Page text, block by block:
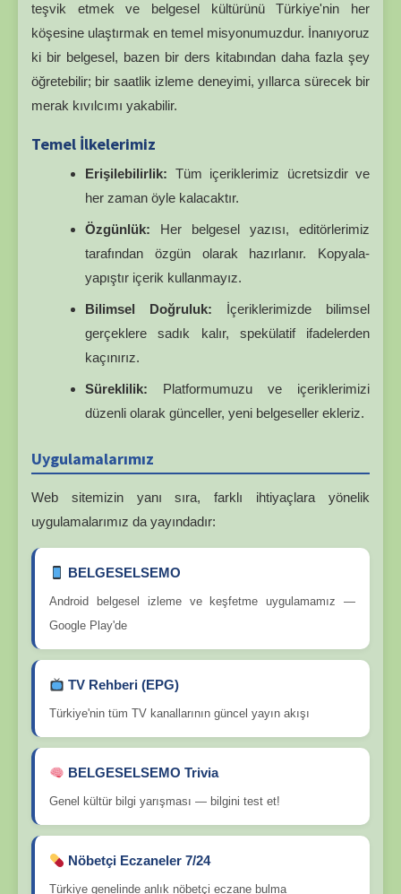
teşvik etmek ve belgesel kültürünü Türkiye'nin her
köşesine ulaştırmak en temel misyonumuzdur. İnanıyoruz
ki bir belgesel, bazen bir ders kitabından daha fazla şey
öğretebilir; bir saatlik izleme deneyimi, yıllarca sürecek bir
merak kıvılcımı yakabilir.
Temel İlkelerimiz
Erişilebilirlik: Tüm içeriklerimiz ücretsizdir ve
her zaman öyle kalacaktır.
Özgünlük: Her belgesel yazısı, editörlerimiz
tarafından özgün olarak hazırlanır. Kopyala-
yapıştır içerik kullanmayız.
Bilimsel Doğruluk: İçeriklerimizde bilimsel
gerçeklere sadık kalır, spekülatif ifadelerden
kaçınırız.
Süreklilik: Platformumuzu ve içeriklerimizi
düzenli olarak günceller, yeni belgeseller ekleriz.
Uygulamalarımız
Web sitemizin yanı sıra, farklı ihtiyaçlara yönelik
uygulamalarımız da yayındadır:
BELGESELSEMO
Android belgesel izleme ve keşfetme uygulamamız —
Google Play'de
TV Rehberi (EPG)
Türkiye'nin tüm TV kanallarının güncel yayın akışı
BELGESELSEMO Trivia
Genel kültür bilgi yarışması — bilgini test et!
Nöbetçi Eczaneler 7/24
Türkiye genelinde anlık nöbetçi eczane bulma